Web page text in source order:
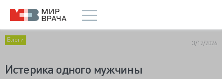
Блоги 3/12/2026
Истерика одного мужчины